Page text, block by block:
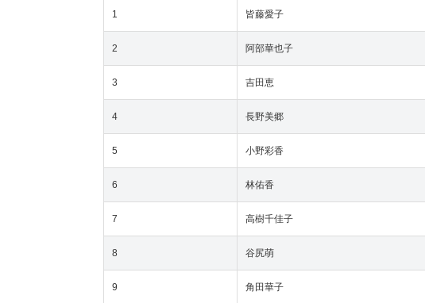
1 皆藤愛子
2 阿部華也子
3 吉田恵
4 長野美郷
5 小野彩香
6 林佑香
7 高樹千佳子
8 谷尻萌
9 角田華子